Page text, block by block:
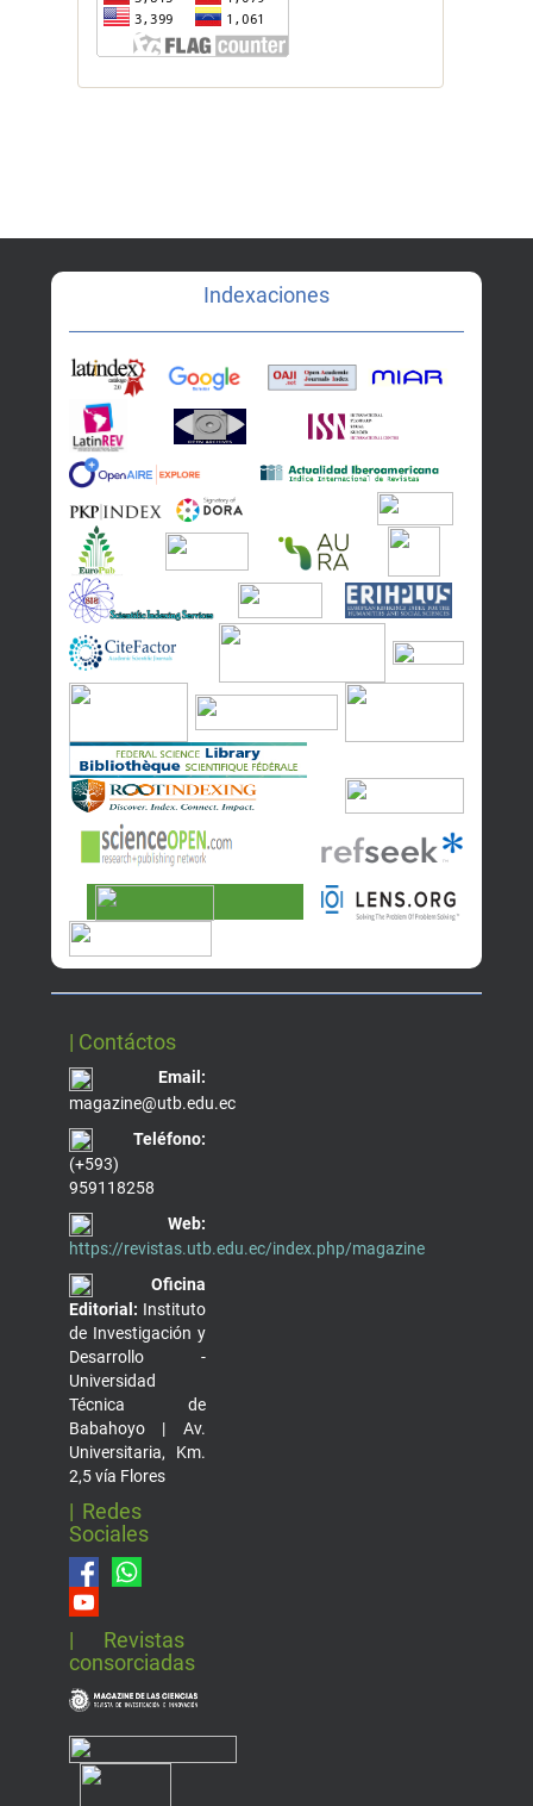
Indexaciones
| Contáctos
Email:
magazine@utb.edu.ec
Teléfono:
(+593)
959118258
Web:
https://revistas.utb.edu.ec/index.php/magazine
Oficina
Editorial: Instituto
de Investigación y
Desarrollo -
Universidad
Técnica de
Babahoyo | Av.
Universitaria, Km.
2,5 vía Flores
| Redes
Sociales
| Revistas
consorciadas